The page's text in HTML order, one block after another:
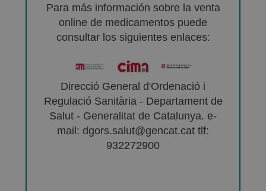
Para más información sobre la venta
online de medicamentos puede
consultar los siguientes enlaces:
Direcció General d'Ordenació i
Regulació Sanitària - Departament de
Salut - Generalitat de Catalunya. e-
mail: dgors.salut@gencat.cat tlf:
932272900